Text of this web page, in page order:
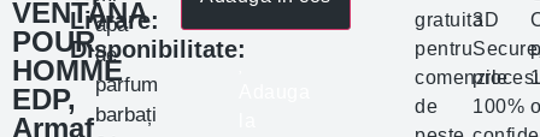
VENTANA
POUR
HOMME
EDP,
Armaf
Livrare:
Disponibilitate:
apa
de
parfum
barbați
gratuita
pentru
comenzile
de
3D
100%